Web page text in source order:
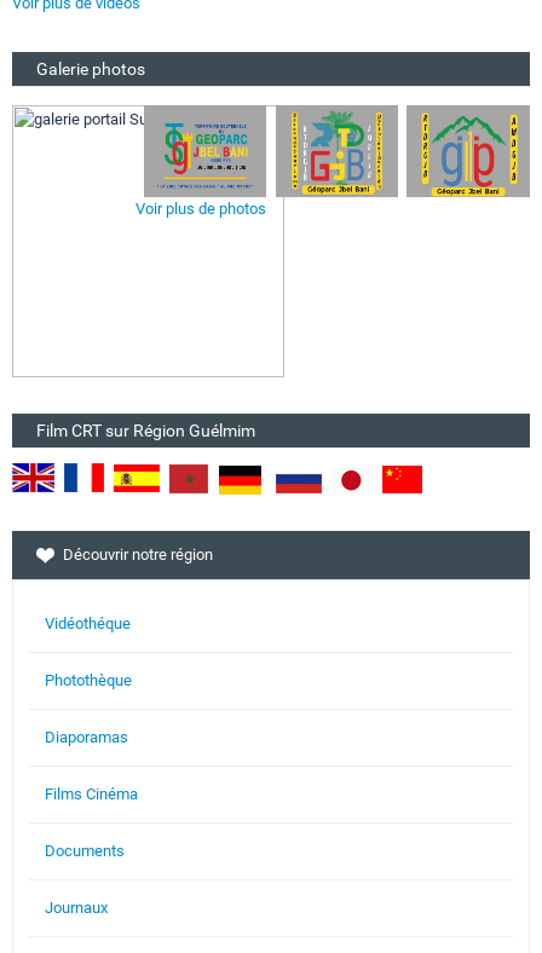
Galerie photos
Voir plus de photos
Film CRT sur Région Guélmim
Découvrir notre région
Vidéothéque
Photothèque
Diaporamas
Films Cinéma
Documents
Journaux